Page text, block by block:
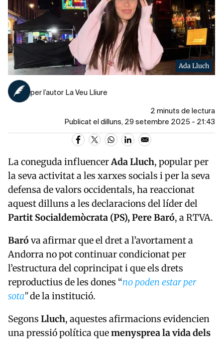
Ada Lluch
per l’autor La Veu Lliure
2 minuts de lectura
Publicat el dilluns, 29 setembre 2025 - 21:43
La coneguda influencerAda Lluch, popular per
la seva activitat a les xarxes socials i per la seva
defensa de valors occidentals, ha reaccionat
aquest dilluns a les declaracions del líder del
Partit Socialdemòcrata (PS), Pere Baró, a RTVA.
Baróva afirmar que el dret a l’avortament a
Andorra no pot continuar condicionat per
l’estructura del coprincipat i que els drets
reproductius de les dones “no poden estar per
sota”de la institució.
Segons Lluch, aquestes afirmacions evidencien
una pressió política quemenysprea la vida dels